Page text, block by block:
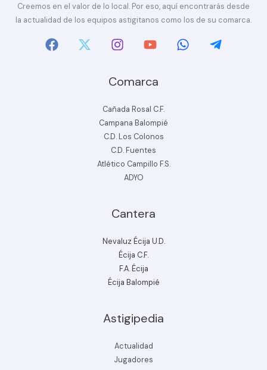
Creemos en el valor de lo local. Por eso, aquí encontrarás desde
la actualidad de los equipos astigitanos como los de su comarca.
Comarca
Cañada Rosal C.F.
Campana Balompié
C.D. Los Colonos
C.D. Fuentes
Atlético Campillo F.S.
ADYO
Cantera
Nevaluz Écija U.D.
Écija C.F.
F.A. Écija
Écija Balompié
Astigipedia
Actualidad
Jugadores